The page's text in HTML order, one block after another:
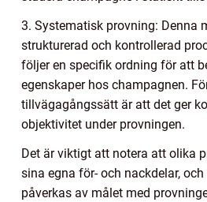
3. Systematisk provning: Denna
strukturerad och kontrollerad
följer en specifik ordning för att
egenskaper hos champagnen.
tillvägagångssätt är att det ger
objektivitet under provningen.
Det är viktigt att notera att olika
sina egna för- och nackdelar,
påverkas av målet med